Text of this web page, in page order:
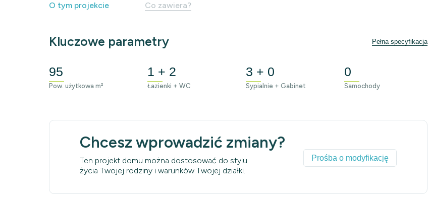
O tym projekcie Co zawiera?
Kluczowe parametry Pełna specyfikacja
95
Pow. użytkowa m²
1 + 2
Łazienki + WC
3 + 0
Sypialnie + Gabinet
0
Samochody
Chcesz wprowadzić zmiany?
Ten projekt domu można dostosować do stylu
życia Twojej rodziny i warunków Twojej działki.
Prośba o modyfikację